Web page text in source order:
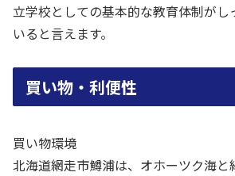
立学校としての基本的な教育体制がし
いると言えます。
買い物・利便性
買い物環境
北海道網走市鱒浦は、オホーツク海と